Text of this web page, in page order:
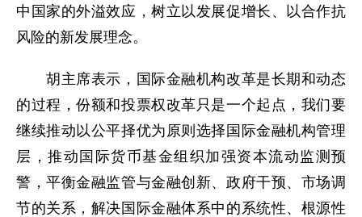
中国家的外溢效应，树立以发展促增长、以合作抗
风险的新发展理念。
胡主席表示，国际金融机构改革是长期和动态
的过程，份额和投票权改革只是一个起点，我们要
继续推动以公平择优为原则选择国际金融机构管理
层，推动国际货币基金组织加强资本流动监测预
警，平衡金融监管与金融创新、政府干预、市场调
节的关系，解决国际金融体系中的系统性、根源性